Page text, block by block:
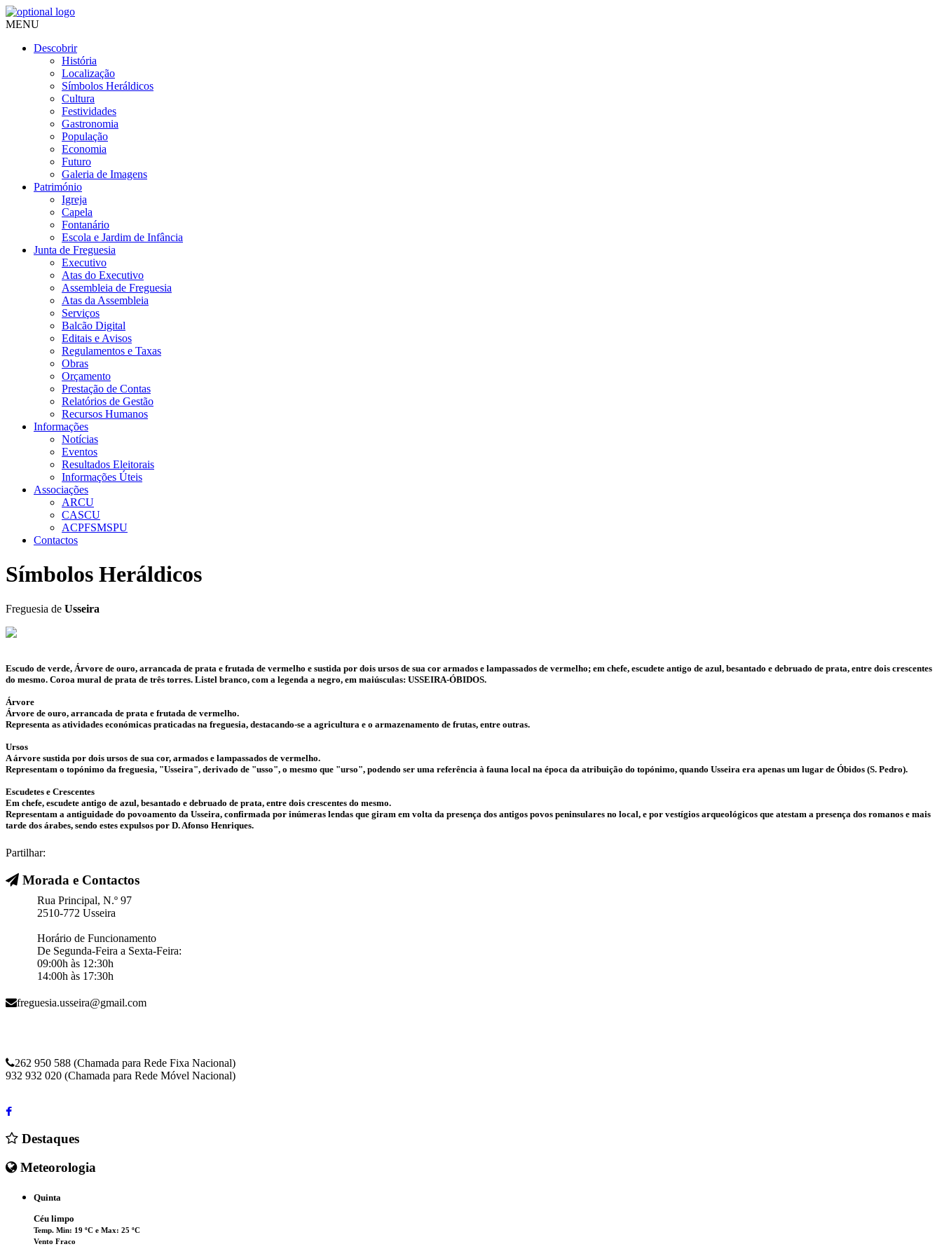
MENU
Descobrir
História
Localização
Símbolos Heráldicos
Cultura
Festividades
Gastronomia
População
Economia
Futuro
Galeria de Imagens
Património
Igreja
Capela
Fontanário
Escola e Jardim de Infância
Junta de Freguesia
Executivo
Atas do Executivo
Assembleia de Freguesia
Atas da Assembleia
Serviços
Balcão Digital
Editais e Avisos
Regulamentos e Taxas
Obras
Orçamento
Prestação de Contas
Relatórios de Gestão
Recursos Humanos
Informações
Notícias
Eventos
Resultados Eleitorais
Informações Úteis
Associações
ARCU
CASCU
ACPFSMSPU
Contactos
Símbolos Heráldicos
Freguesia de Usseira
Escudo de verde, Árvore de ouro, arrancada de prata e frutada de vermelho e sustida por dois ursos de sua cor armados e lampassados de vermelho; em chefe, escudete antigo de azul, besantado e debruado de prata, entre dois crescentes
do mesmo. Coroa mural de prata de três torres. Listel branco, com a legenda a negro, em maiúsculas: USSEIRA-ÓBIDOS.
Árvore
Árvore de ouro, arrancada de prata e frutada de vermelho.
Representa as atividades económicas praticadas na freguesia, destacando-se a agricultura e o armazenamento de frutas, entre outras.
Ursos
A árvore sustida por dois ursos de sua cor, armados e lampassados de vermelho.
Representam o topónimo da freguesia, "Usseira", derivado de "usso", o mesmo que "urso", podendo ser uma referência à fauna local na época da atribuição do topónimo, quando Usseira era apenas um lugar de Óbidos (S. Pedro).
Escudetes e Crescentes
Em chefe, escudete antigo de azul, besantado e debruado de prata, entre dois crescentes do mesmo.
Representam a antiguidade do povoamento da Usseira, confirmada por inúmeras lendas que giram em volta da presença dos antigos povos peninsulares no local, e por vestígios arqueológicos que atestam a presença dos romanos e mais
tarde dos árabes, sendo estes expulsos por D. Afonso Henriques.
Partilhar:
Morada e Contactos
Rua Principal, N.º 97
2510-772 Usseira
Horário de Funcionamento
De Segunda-Feira a Sexta-Feira:
09:00h às 12:30h
14:00h às 17:30h
freguesia.usseira@gmail.com
262 950 588 (Chamada para Rede Fixa Nacional)
932 932 020 (Chamada para Rede Móvel Nacional)
Destaques
Meteorologia
Quinta
Céu limpo
Temp. Min: 19 ºC e Max: 25 ºC
Vento Fraco